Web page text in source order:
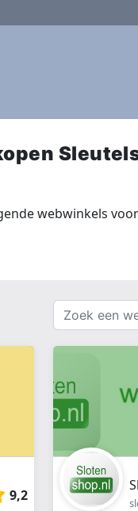
webwinkels
Zoek
een
webshop
9,2